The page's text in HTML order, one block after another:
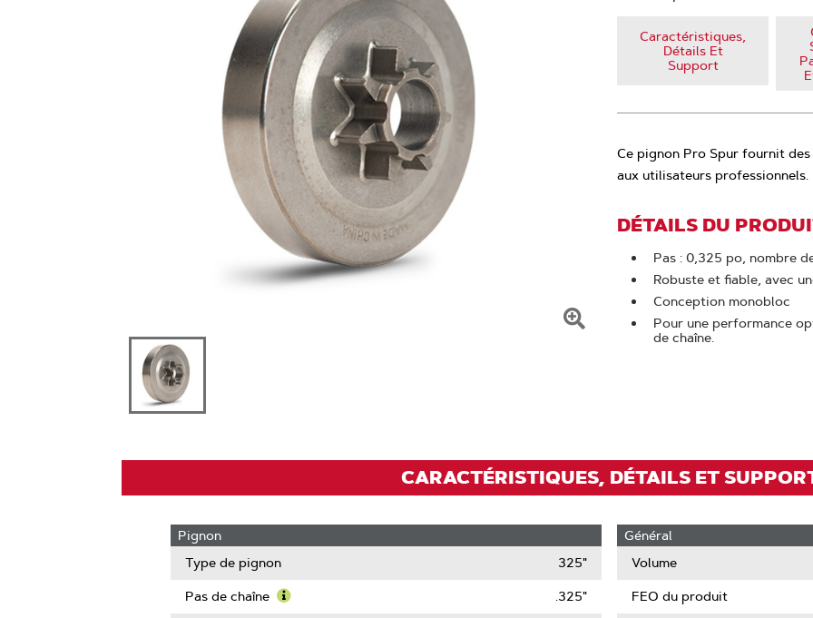
Caractéristiques,
Détails Et
Support
Ce pignon Pro Spur fournit
aux utilisateurs professionnels.
DÉTAILS DU
Pas : 0,325 po, nombre
Robuste et fiable, avec
Conception monobloc
Pour une performance
de chaîne.
CARACTÉRISTIQUES, DÉTAILS ET
Pignon
Type de pignon
325"
Pas de chaîne .325"
Général
Volume
FEO du produit